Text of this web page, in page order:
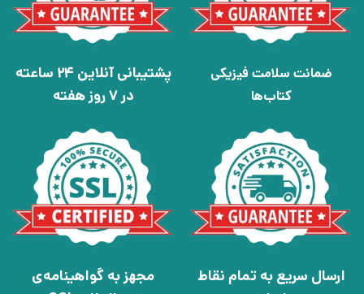
ضمانت سلامت فیزیکی
کتاب‌ها
پشتیبانی آنلاین 24 ساعته
در 7 روز هفته
ارسال سریع به تمام نقاط
مجهز به گواهینامه‌ی